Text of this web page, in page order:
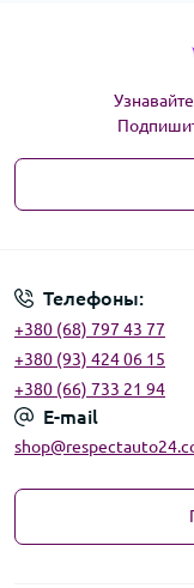
Телефоны:
+380 (68) 797 43 77
+380 (93) 424 06 15
+380 (66) 733 21 94
E-mail